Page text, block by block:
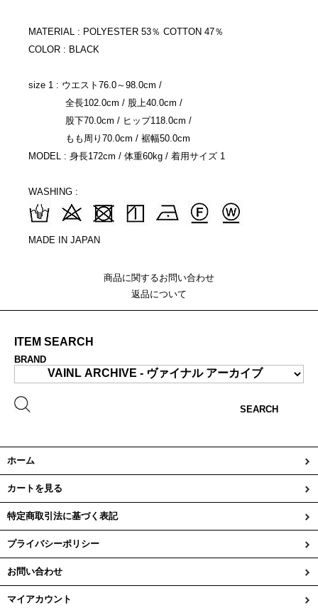
MATERIAL : POLYESTER 53％ COTTON 47％
COLOR : BLACK
size 1 : ウエスト76.0～98.0cm /
全長102.0cm / 股上40.0cm /
股下70.0cm / ヒップ118.0cm /
もも周り70.0cm / 裾幅50.0cm
MODEL : 身長172cm / 体重60kg / 着用サイズ 1
WASHING :
MADE IN JAPAN
商品に関するお問い合わせ
返品について
ITEM SEARCH
BRAND
SEARCH
ホーム
カートを見る
特定商取引法に基づく表記
プライバシーポリシー
お問い合わせ
マイアカウント